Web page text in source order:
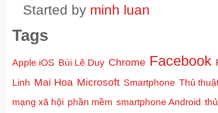
Started by minh luan
Tags
Apple iOS Bùi Lê Duy Chrome Facebook
Linh Mai Hoa Microsoft Smartphone Thủ
mạng xã hội phần mềm smartphone Android